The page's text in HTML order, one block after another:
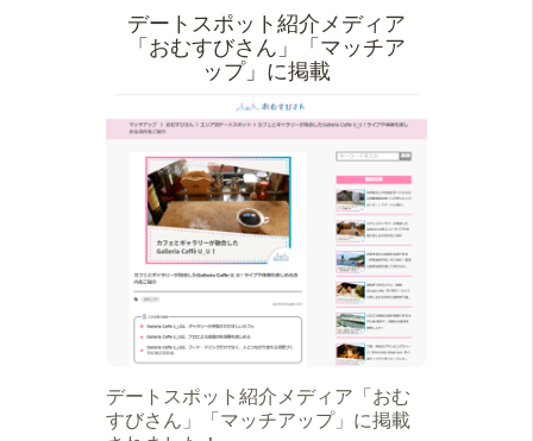
デートスポット紹介メディア
「おむすびさん」「マッチア
ップ」に掲載
デートスポット紹介メディア「おむ
すびさん」「マッチアップ」に掲載